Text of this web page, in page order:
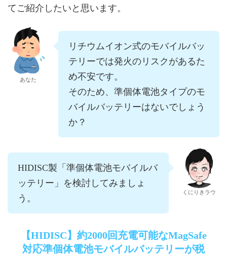
てご紹介したいと思います。
あなた
リチウムイオン式のモバイルバッ
テリーでは発火のリスクがあるた
め不安です。
そのため、準個体電池タイプのモ
バイルバッテリーはないでしょう
か？
HIDISC製「準個体電池モバイルバ
ッテリー」を検討してみましょ
う。
くにりきラウ
【HIDISC】約2000回充電可能なMagSafe
対応準個体電池モバイルバッテリーが税